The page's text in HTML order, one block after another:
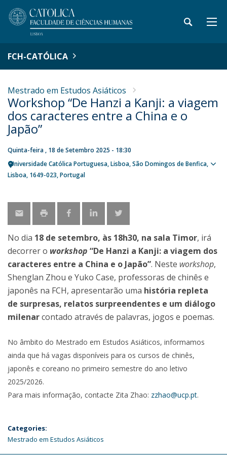
FCH-CATÓLICA
Mestrado em Estudos Asiáticos
Workshop “De Hanzi a Kanji: a viagem
dos caracteres entre a China e o
Japão”
Quinta-feira , 18 de Setembro 2025 - 18:30
Universidade Católica Portuguesa Lisboa São Domingos de Benfica,
Lisboa 1649-023 Portugal
No dia 18 de setembro, às 18h30, na sala Timor, irá
decorrer o workshop “De Hanzi a Kanji: a viagem dos
caracteres entre a China e o Japão”. Neste workshop,
Shenglan Zhou e Yuko Case, professoras de chinês e
japonês na FCH, apresentarão uma história repleta
de surpresas, relatos surpreendentes e um diálogo
milenarcontado através de palavras, jogos e poemas.
No âmbito do Mestrado em Estudos Asiáticos, informamos
ainda que há vagas disponíveis para os cursos de chinês,
japonês e coreano no primeiro semestre do ano letivo
2025/2026.
Para mais informação, contacte Zita Zhao: zzhao@ucp.pt.
Categories:
Mestrado em Estudos Asiáticos